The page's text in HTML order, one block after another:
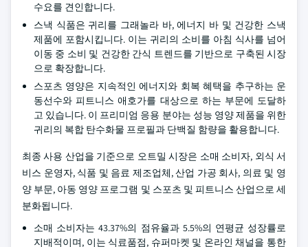
수요를 견인합니다.
스낵 식품은 귀리를 그래놀라 바, 에너지 바 및 건강한 스낵
제품에 포함시킵니다. 이는 귀리의 소비를 아침 식사를 넘어
이동 중 소비 및 건강한 간식 트렌드를 기반으로 구축된 시장
으로 확장합니다.
스포츠 영양은 지속적인 에너지와 회복 혜택을 추구하는 운
동선수와 피트니스 애호가를 대상으로 하는 부문에 도달하
고 있습니다. 이 프리미엄 응용 분야는 성능 영양 제품을 위한
귀리의 복합 탄수화물 프로필과 단백질 함량을 활용합니다.
최종 사용 산업을 기준으로 오트밀 시장은 소매 소비자, 외식 서
비스 운영자, 식품 및 음료 제조업체, 산업 가공 회사, 의료 및 영
양 부문, 아동 영양 프로그램 및 스포츠 및 피트니스 산업으로 세
분화됩니다.
소매 소비자는 43.37%의 점유율과 5.5%의 연평균 성장률로
지배적이며, 이는 식료품점, 슈퍼마켓 및 온라인 채널을 통한